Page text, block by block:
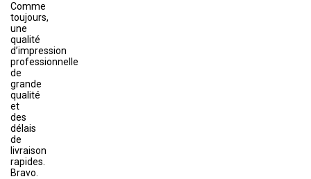
Comme
toujours,
une
qualité
d’impression
professionnelle
de
grande
qualité
et
des
délais
de
livraison
rapides.
Bravo.